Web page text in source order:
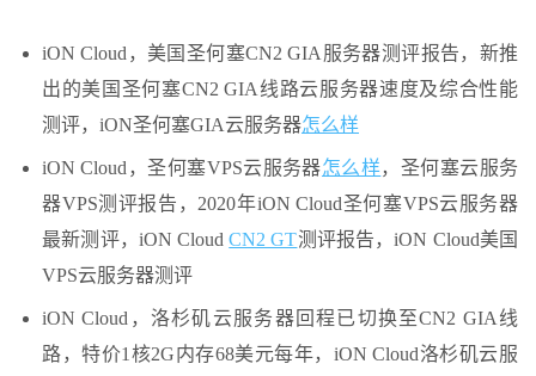
iON Cloud，美国圣何塞CN2 GIA服务器测评报告，新推
出的美国圣何塞CN2 GIA线路云服务器速度及综合性能
测评，iON圣何塞GIA云服务器怎么样
iON Cloud，圣何塞VPS云服务器怎么样，圣何塞云服务
器VPS测评报告，2020年iON Cloud圣何塞VPS云服务器
最新测评，iON CloudCN2 GT测评报告，iON Cloud美国
VPS云服务器测评
iON Cloud，洛杉矶云服务器回程已切换至CN2 GIA线
路，特价1核2G内存68美元每年，iON Cloud洛杉矶云服